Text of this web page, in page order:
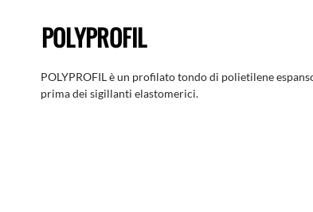
POLYPROFIL
POLYPROFIL è un profilato tondo di polietilene
prima dei sigillanti elastomerici.